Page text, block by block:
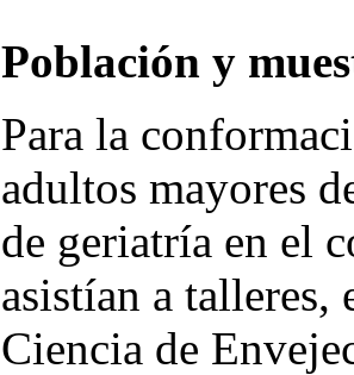
Población y
Para la
adultos mayores
de geriatría en el
asistían a talleres,
Ciencia de